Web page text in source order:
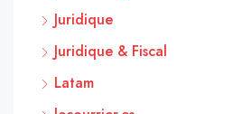
Juridique
Juridique & Fiscal
Latam